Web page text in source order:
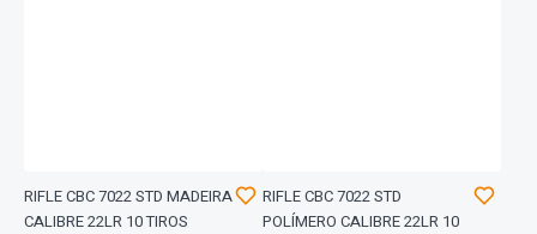
RIFLE CBC 7022 STD MADEIRA
CALIBRE 22LR 10 TIROS
RIFLE CBC 7022 STD
POLÍMERO CALIBRE 22LR 10